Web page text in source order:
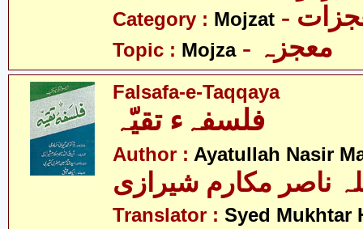
Category : Mojzat
Topic : Mojza - معجزہ
Falsafa-e-Taqqaya
فلسفہء تقیّہ
Author : Ayatullah Nasir
ناصر مکارم شیرازی
Translator : Syed Mukhtar